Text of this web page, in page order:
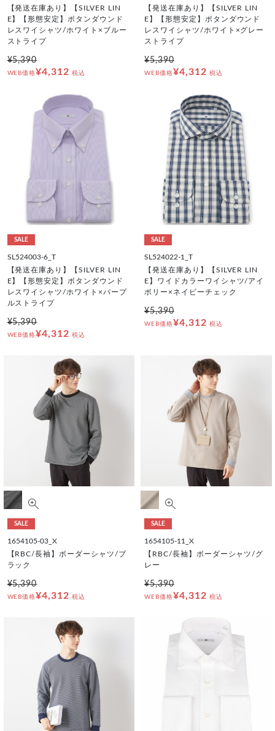
【発送在庫あり】【SILVER LIN
E】【形態安定】ボタンダウンド
レスワイシャツ/ホワイト×ブルー
ストライプ
¥5,390
WEB価格¥4,312 税込
【発送在庫あり】【SILVER LIN
E】【形態安定】ボタンダウンド
レスワイシャツ/ホワイト×グレー
ストライプ
¥5,390
WEB価格¥4,312 税込
SALE
SL524003-6_T
【発送在庫あり】【SILVER LIN
E】【形態安定】ボタンダウンド
レスワイシャツ/ホワイト×パープ
ルストライプ
¥5,390
WEB価格¥4,312 税込
SALE
SL524022-1_T
【発送在庫あり】【SILVER LIN
E】ワイドカラーワイシャツ/アイ
ボリー×ネイビーチェック
¥5,390
WEB価格¥4,312 税込
SALE
1654105-03_X
【RBC/長袖】ボーダーシャツ/ブ
ラック
¥5,390
WEB価格¥4,312 税込
SALE
1654105-11_X
【RBC/長袖】ボーダーシャツ/グ
レー
¥5,390
WEB価格¥4,312 税込